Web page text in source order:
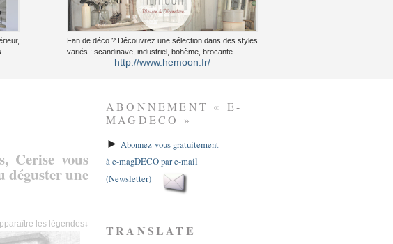
Fan de déco ? Découvrez une sélection dans des styles
variés : scandinave, industriel, bohème, brocante...
http://www.hemoon.fr/
Cerise vous
déguster une
les légendes↓
ABONNEMENT « E-
MAGDECO »
► Abonnez-vous gratuitement
à e-magDECO par e-mail
(Newsletter)
TRANSLATE